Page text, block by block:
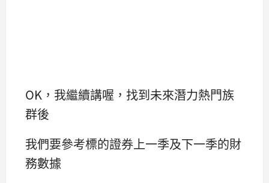
OK，我繼續講喔，找到未來潛力熱門族
群後
我們要參考標的證券上一季及下一季的財
務數據